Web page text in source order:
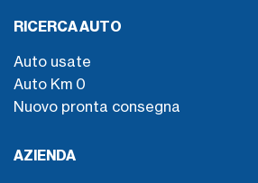
RICERCA AUTO
Auto usate
Auto Km 0
Nuovo pronta consegna
AZIENDA